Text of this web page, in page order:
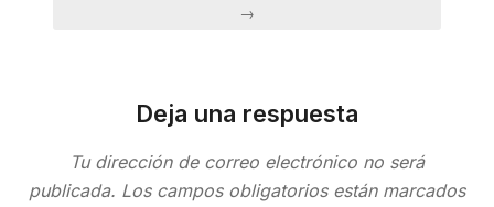
→
Deja una respuesta
Tu dirección de correo electrónico no será
publicada. Los campos obligatorios están marcados